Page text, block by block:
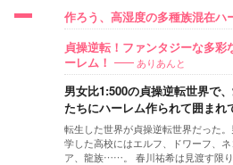
作ろう、高湿度の多種族混在ハ
貞操逆転！ファンタジーな多
ーレム！
ありあんと
男女比1:500の貞操逆転世界で
たちにハーレム作られて囲まれ
転生した世界が貞操逆転世界だった
学した高校にはエルフ、ドワーフ、
ア、龍族……。 春川祐希は見渡す限